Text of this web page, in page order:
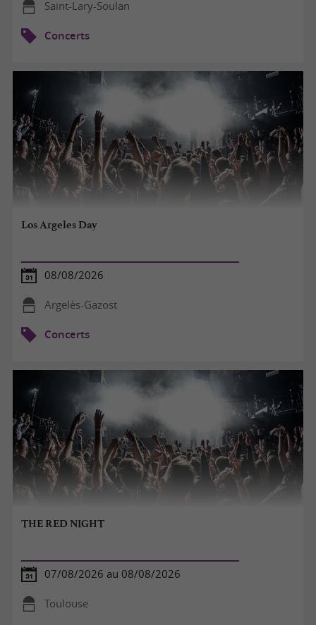
Saint-Lary-Soulan
Concerts
Los Argeles Day
08/08/2026
Argelès-Gazost
Concerts
THE RED NIGHT
07/08/2026 au 08/08/2026
Toulouse